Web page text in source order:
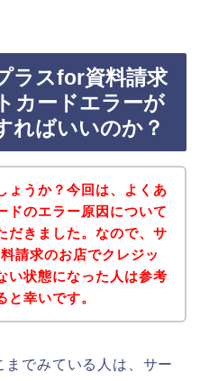
ラスfor資料請求
カードエラーが
ればいいのか？
ょうか？今回は、よくあ
ドのエラー原因について
だきました。なので、サ
請求のお店でクレジッ
い状態になった人は参考
と幸いです。
でみている人は、サー